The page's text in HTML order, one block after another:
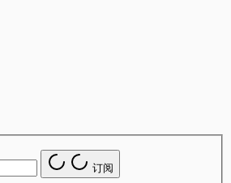
订阅